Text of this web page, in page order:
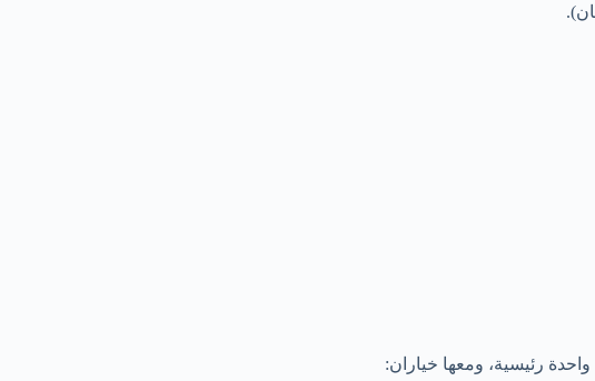
رئيسية، ومعها خياران: